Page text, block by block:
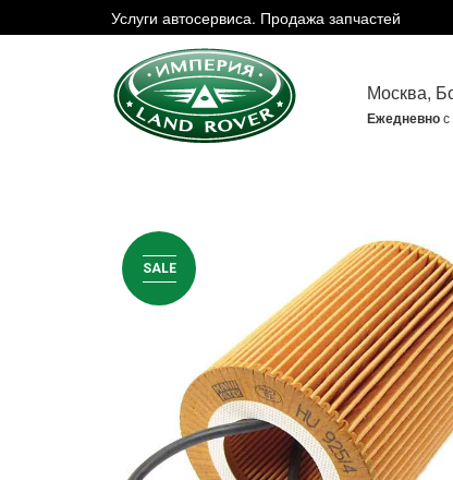
Услуги автосервиса. Продажа запчастей
Москва,
Ежедневно
SALE